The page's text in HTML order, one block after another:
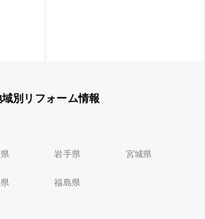
別リフォーム情報
岩手県 宮城県
福島県